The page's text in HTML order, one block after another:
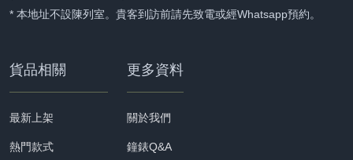
* 本地址不設陳列室。貴客到訪前請先致電或經Whatsapp預約。
貨品相關
最新上架
熱門款式
更多資料
關於我們
鐘錶Q&A